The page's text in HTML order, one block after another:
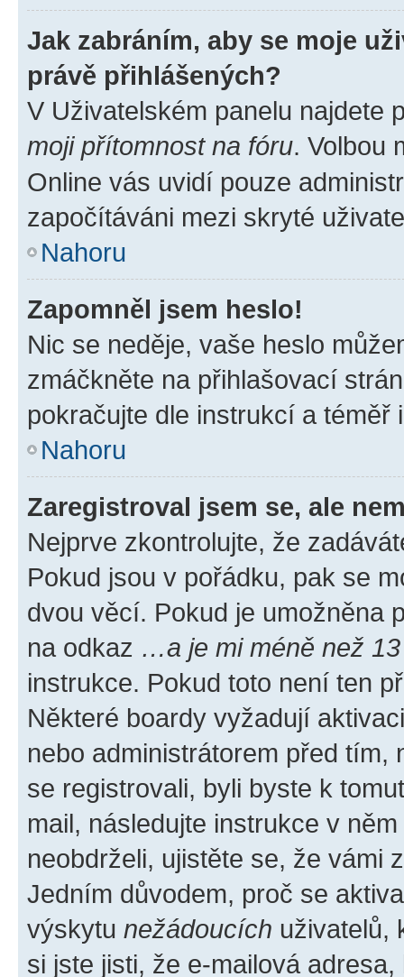
Jak zabráním, aby se moje
právě přihlášených?
V Uživatelském panelu najdete
moji přítomnost na fóru. Volbou
Online vás uvidí pouze
započítáváni mezi skryté
Nahoru
Zapomněl jsem heslo!
Nic se neděje, vaše heslo
zmáčkněte na přihlašovací
pokračujte dle instrukcí a téměř
Nahoru
Zaregistroval jsem se, ale
Nejprve zkontrolujte, že
Pokud jsou v pořádku, pak se
dvou věcí. Pokud je umožněna
na odkaz …a je mi méně než
instrukce. Pokud toto není ten
Některé boardy vyžadují
nebo administrátorem před tím,
se registrovali, byli byste k
mail, následujte instrukce v
neobdrželi, ujistěte se, že vámi
Jedním důvodem, proč se
výskytu nežádoucích uživatelů,
si jste jisti, že e-mailová